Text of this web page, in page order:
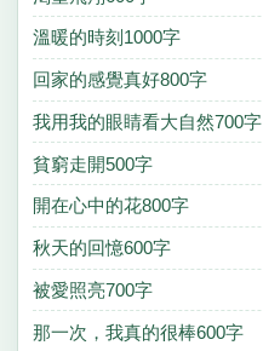
溫暖的時刻1000字
回家的感覺真好800字
我用我的眼睛看大自然700字
貧窮走開500字
開在心中的花800字
秋天的回憶600字
被愛照亮700字
那一次，我真的很棒600字